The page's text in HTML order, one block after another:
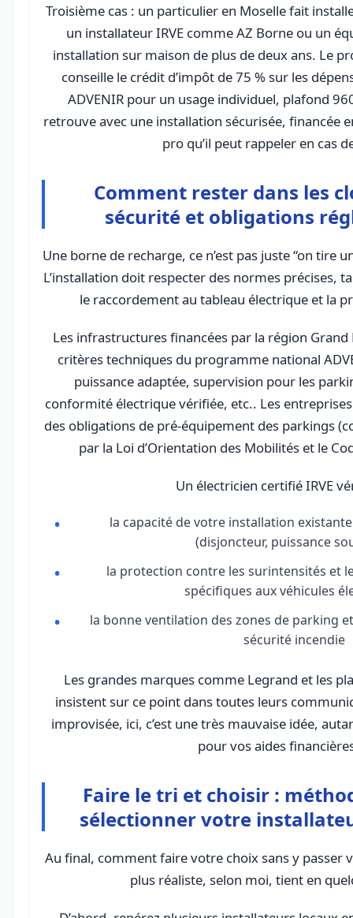
Troisième cas : un particulier en Moselle fait
un installateur IRVE comme AZ Borne ou un
installation sur maison de plus de deux ans. Le
conseille le crédit d’impôt de 75 % sur les
ADVENIR pour un usage individuel, plafond
retrouve avec une installation sécurisée, financée
pro qu’il peut rappeler en cas
Comment rester dans les
sécurité et obligations
Une borne de recharge, ce n’est pas juste “on tire
L’installation doit respecter des normes précises,
le raccordement au tableau électrique et la
Les infrastructures financées par la région
critères techniques du programme national
puissance adaptée, supervision pour les
conformité électrique vérifiée, etc.. Les
des obligations de pré-équipement des parkings
par la Loi d’Orientation des Mobilités et le
Un électricien certifié IRVE
la capacité de votre installation
(disjoncteur, puissance
la protection contre les surintensités et
spécifiques aux véhicules
la bonne ventilation des zones de parking
sécurité incendie
Les grandes marques comme Legrand et les
insistent sur ce point dans toutes leurs
improvisée, ici, c’est une très mauvaise idée,
pour vos aides
Faire le tri et choisir :
sélectionner votre
Au final, comment faire votre choix sans y passer
plus réaliste, selon moi, tient en